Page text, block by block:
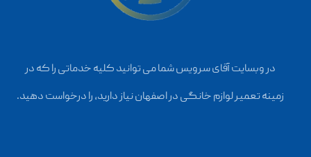
در وبسایت آقای سرویس شما می توانید کلیه خدماتی را که در
زمینه تعمیر لوازم خانگی در اصفهان نیاز دارید، را درخواست دهید.